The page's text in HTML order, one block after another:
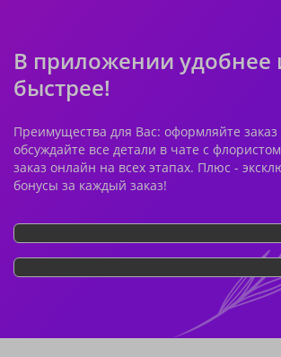
В приложении удобнее
быстрее!
Преимущества для Вас: оформляйте
обсуждайте все детали в чате с
заказ онлайн на всех этапах. Плюс -
бонусы за каждый заказ!